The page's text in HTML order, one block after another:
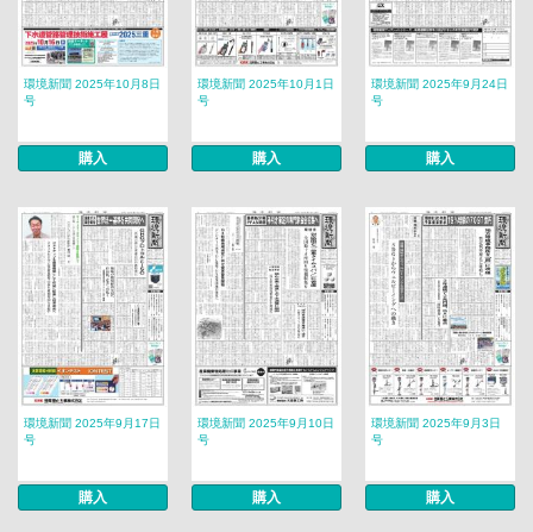
環境新聞 2025年10月8日
号
購入
環境新聞 2025年10月1日
号
購入
環境新聞 2025年9月24日
号
購入
環境新聞 2025年9月17日
号
購入
環境新聞 2025年9月10日
号
購入
環境新聞 2025年9月3日
号
購入